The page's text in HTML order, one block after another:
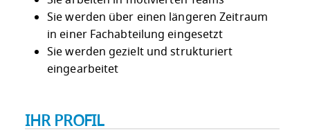
Sie werden über einen längeren Zeitraum
in einer Fachabteilung eingesetzt
Sie werden gezielt und strukturiert
eingearbeitet
IHR PROFIL